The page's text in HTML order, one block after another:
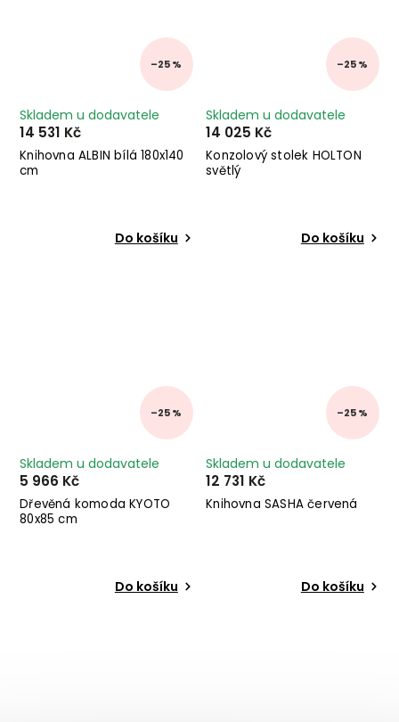
–25 %
Knihovna ALBIN bílá 180x140
cm
Skladem u dodavatele
14 531 Kč
Do košíku
–25 %
Konzolový stolek HOLTON
světlý
Skladem u dodavatele
14 025 Kč
Do košíku
–25 %
Dřevěná komoda KYOTO
80x85 cm
Skladem u dodavatele
5 966 Kč
Do košíku
–25 %
Knihovna SASHA červená
Skladem u dodavatele
12 731 Kč
Do košíku